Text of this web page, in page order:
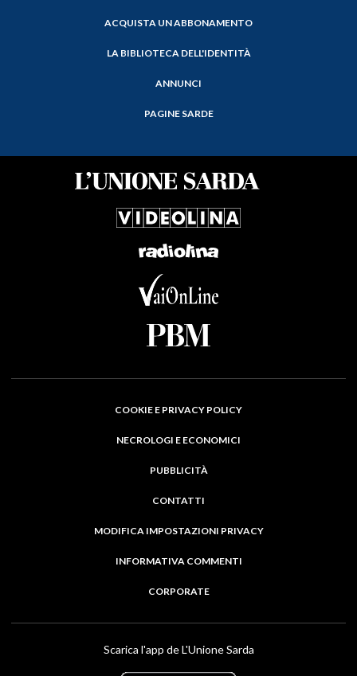
ACQUISTA UN ABBONAMENTO
LA BIBLIOTECA DELL'IDENTITÀ
ANNUNCI
PAGINE SARDE
COOKIE E PRIVACY POLICY
NECROLOGI E ECONOMICI
PUBBLICITÀ
CONTATTI
MODIFICA IMPOSTAZIONI PRIVACY
INFORMATIVA COMMENTI
CORPORATE
Scarica l'app de L'Unione Sarda